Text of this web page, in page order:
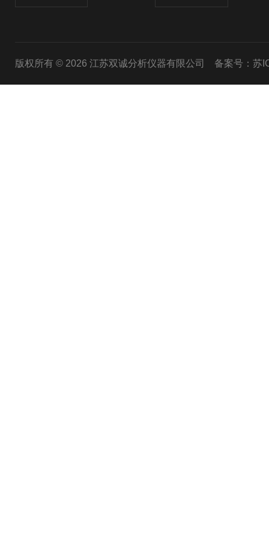
版权所有 © 2026 江苏双诚分析仪器有限公司 备案号：苏